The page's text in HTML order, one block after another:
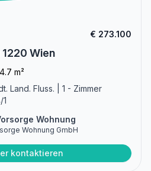
€ 273.100
Wien
m²
Land. Fluss. | 1 - Zimmer
Wohnung
Wohnung GmbH
kontaktieren